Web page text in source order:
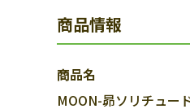
商品情報
商品名
MOON-昴ソリチュー